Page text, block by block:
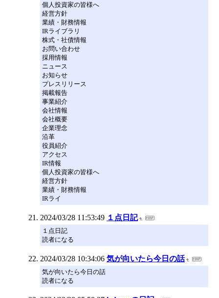
個人投資家の皆様へ
経営方針
業績・財務情報
IRライブラリ
株式・社債情報
お問い合わせ
採用情報
ニュース
お知らせ
プレスリリース
掲載報告
事業紹介
会社情報
会社概要
企業理念
沿革
役員紹介
アクセス
IR情報
個人投資家の皆様へ
経営方針
業績・財務情報
IRライ
2024/03/28 11:53:49 １点日記
１点日記
読者になる
2024/03/28 10:34:06 気が向いたら今日の話
気が向いたら今日の話
読者になる